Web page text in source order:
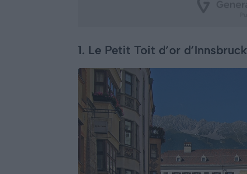
1. Le Petit Toit d’or d’Innsbruck